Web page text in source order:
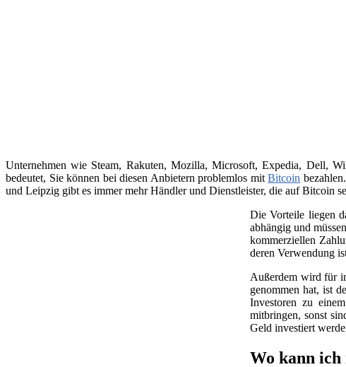
Unternehmen wie Steam, Rakuten, Mozilla, Microsoft, Expedia, Dell,
bedeutet, Sie können bei diesen Anbietern problemlos mitBitcoin
und Leipzig gibt es immer mehr Händler und Dienstleister, die auf Bitcoin
Die Vorteile liegen
abhängig und
kommerziellen
deren Verwendung
Außerdem wird für
genommen hat, ist
Investoren zu
mitbringen, sonst
Geld investiert
Wo kann